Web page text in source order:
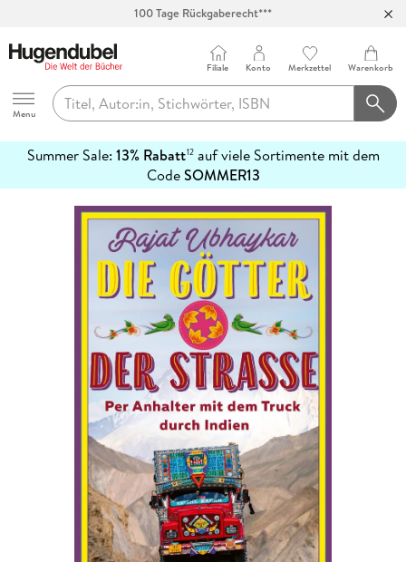
100 Tage Rückgaberecht***
Hugendubel
Menu
Filiale Konto Merkzettel Warenkorb
Summer Sale: 13% Rabatt12auf viele Sortimente mit dem
CodeSOMMER13
erfahren